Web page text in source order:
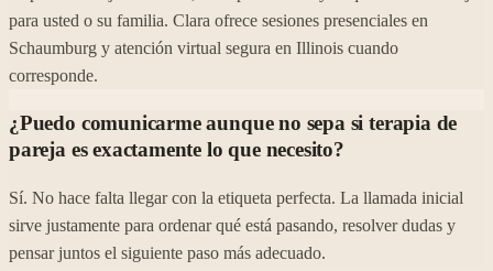
para usted o su familia. Clara ofrece sesiones presenciales en
Schaumburg y atención virtual segura en Illinois cuando
corresponde.
¿Puedo comunicarme aunque no sepa si terapia de
pareja es exactamente lo que necesito?
Sí. No hace falta llegar con la etiqueta perfecta. La llamada inicial
sirve justamente para ordenar qué está pasando, resolver dudas y
pensar juntos el siguiente paso más adecuado.